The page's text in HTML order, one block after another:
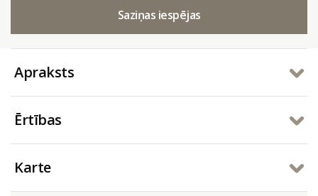
Saziņas iespējas
Apraksts
Ērtības
Karte